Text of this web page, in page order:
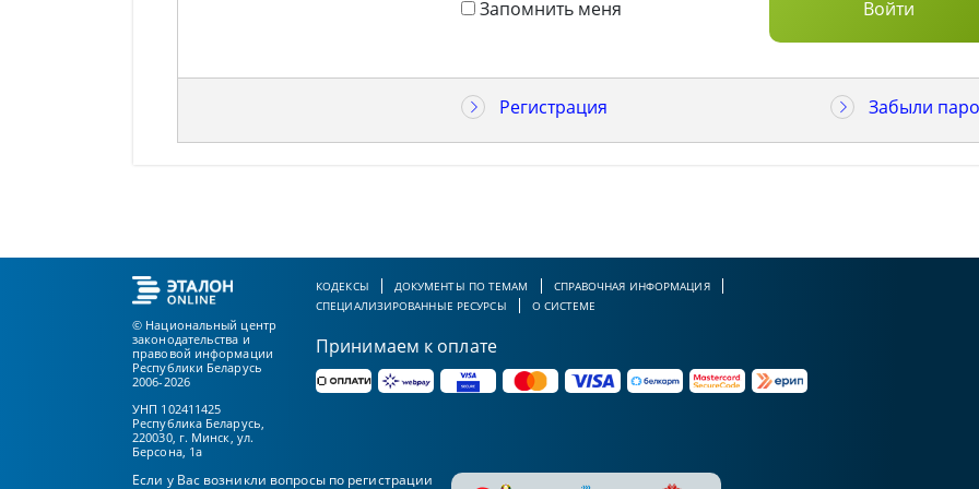
Запомнить меня
Регистрация Забыли
© Национальный центр
законодательства и
правовой информации
Республики Беларусь
2006-2026
УНП 102411425
Республика Беларусь,
220030, г. Минск, ул.
Берсона, 1а
КОДЕКСЫ ДОКУМЕНТЫ ПО ТЕМАМ
СПРАВОЧНАЯ ИНФОРМАЦИЯ
СПЕЦИАЛИЗИРОВАННЫЕ РЕСУРСЫ
О СИСТЕМЕ
Принимаем к оплате
Если у Вас возникли вопросы по регистрации